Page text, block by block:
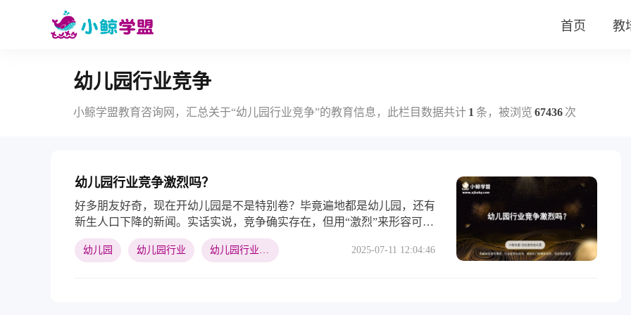
首页 教
幼儿园行业竞争
小鲸学盟教育咨询网，汇总关于“幼儿园行业竞争”的教育信息，此栏目数据共计 1 条，被浏览 67436 次
幼儿园行业竞争激烈吗？
好多朋友好奇，现在开幼儿园是不是特别卷？毕竟遍地都是幼儿园，还有
新生人口下降的新闻。实话实说，竞争确实存在，但用“激烈”来形容可能
有点夸张，更准确的说法是，行业正在“分化升级”。
幼儿园 幼儿园行业 幼儿园行业竞争 2025-07-11 12:04:46